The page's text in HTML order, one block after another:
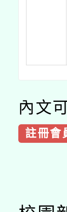
內文
註冊會